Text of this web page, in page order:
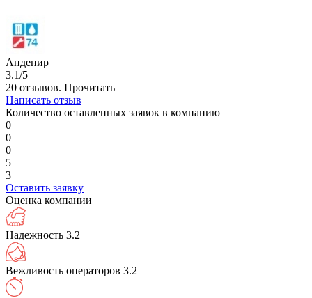
Анденир
3.1/5
20 отзывов. Прочитать
Написать отзыв
Количество оставленных заявок в компанию
0
0
0
5
3
Оставить заявку
Оценка компании
Надежность 3.2
Вежливость операторов 3.2